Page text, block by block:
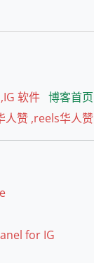
软件 博客首页
人赞 ,reels华人赞
for IG